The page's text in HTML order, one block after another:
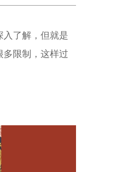
入了解，但就是
多限制，这样过